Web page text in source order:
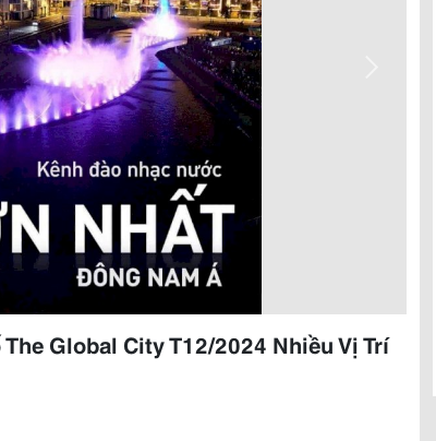
Global City T12/2024 Nhiều Vị Trí